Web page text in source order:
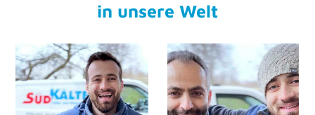
in unsere Welt